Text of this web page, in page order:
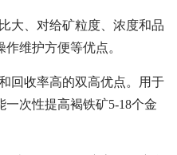
大、对给矿粒度、浓度和品
维护方便等优点。
回收率高的双高优点。用于
次性提高褐铁矿5-18个金